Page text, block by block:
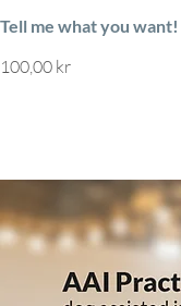
Tell me what you want!
Pris
100,00 kr